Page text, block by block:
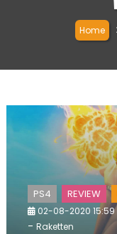
Home
PS4 REVIEW
02-08-2020 15:59
- Raketten